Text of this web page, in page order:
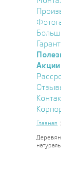
Акции
Главная